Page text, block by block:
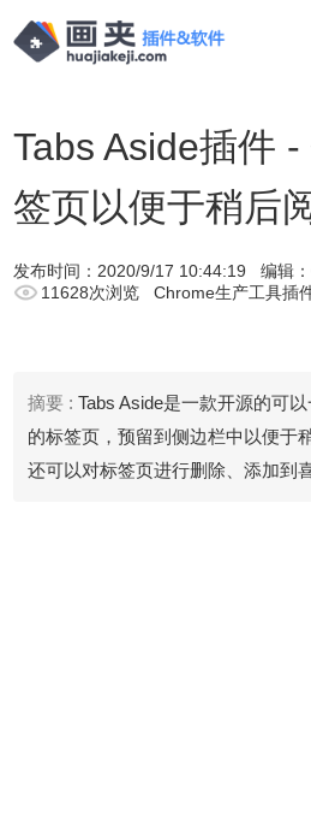
Tabs Aside插件
签页以便于稍后
发布时间： 2020/9/17 10:44:19 编辑
11628次浏览
Chrome生产工具插
摘要 : Tabs Aside是一款开源的可
的标签页，预留到侧边栏中以便于
还可以对标签页进行删除、添加到